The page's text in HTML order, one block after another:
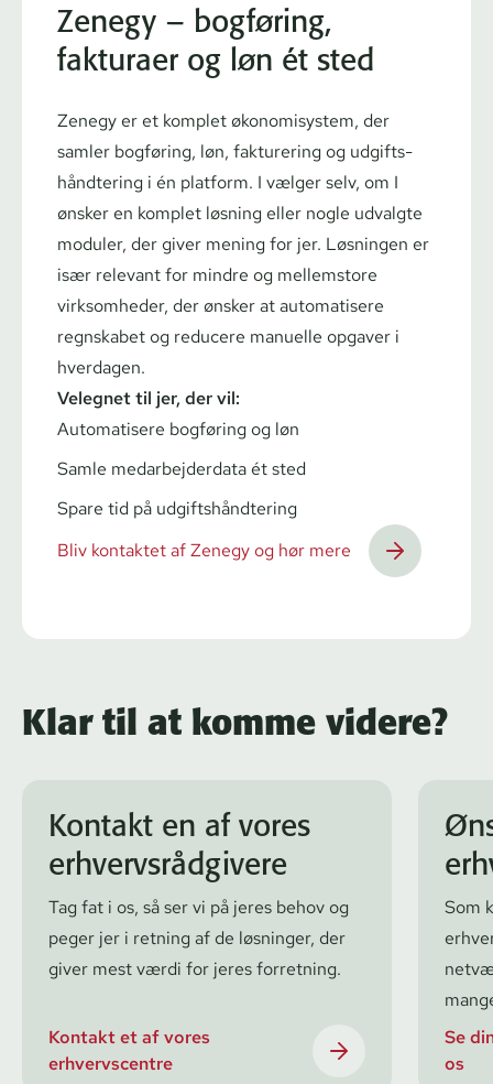
Zenegy – bogføring,
fakturaer og løn ét sted
Zenegy er et komplet økonomisystem, der
samler bogføring, løn, fakturering og ud­gifts­
hånd­te­ring i én platform. I vælger selv, om I
ønsker en komplet løsning eller nogle udvalgte
moduler, der giver mening for jer. Løsningen er
især relevant for mindre og mellemstore
virksomheder, der ønsker at automatisere
regnskabet og reducere manuelle opgaver i
hverdagen.
Velegnet til jer, der vil:
Automatisere bogføring og løn
Samle me­d­ar­bej­der­da­ta ét sted
Spare tid på ud­gifts­hånd­te­ring
Bliv kontaktet af Zenegy og hør mere
Klar til at komme videre?
Kontakt en af vores
erhvervsrådgivere
Tag fat i os, så ser vi på jeres behov og
peger jer i retning af de løsninger, der
giver mest værdi for jeres forretning.
Kontakt et af vores
erhvervscentre
Som
Se
os